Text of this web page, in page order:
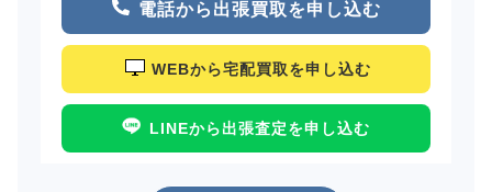
電話から出張買取を申し込む
WEBから宅配買取を申し込む
LINEから出張査定を申し込む